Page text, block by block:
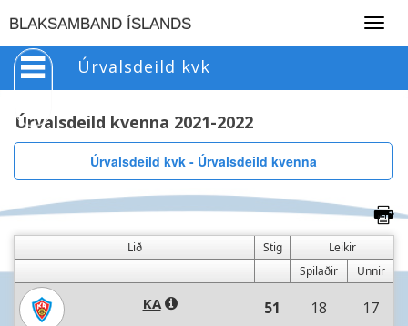
BLAKSAMBAND ÍSLANDS
Úrvalsdeild kvk
Úrvalsdeild kvenna 2021-2022
Úrvalsdeild kvk - Úrvalsdeild kvenna
Lið Stig
Leikir
Spilaðir
Unnir
KA 51 18 17